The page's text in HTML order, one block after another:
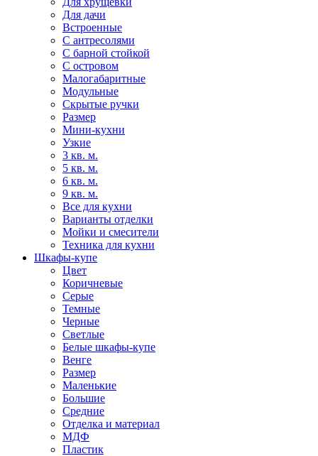
Для дачи
Встроенные
С антресолями
С барной стойкой
С островом
Малогабаритные
Модульные
Скрытые ручки
Размер
Мини-кухни
Узкие
3 кв. м.
5 кв. м.
6 кв. м.
9 кв. м.
Все для кухни
Варианты отделки
Мойки и смесители
Техника для кухни
Шкафы-купе
Цвет
Коричневые
Серые
Темные
Черные
Светлые
Белые шкафы-купе
Венге
Размер
Маленькие
Большие
Средние
Отделка и материал
МДФ
Пластик